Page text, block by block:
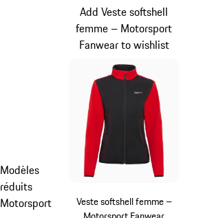
Modèles
réduits
Motorsport
Veste softshell femme –
Add Veste softshell
femme – Motorsport
Fanwear to wishlist